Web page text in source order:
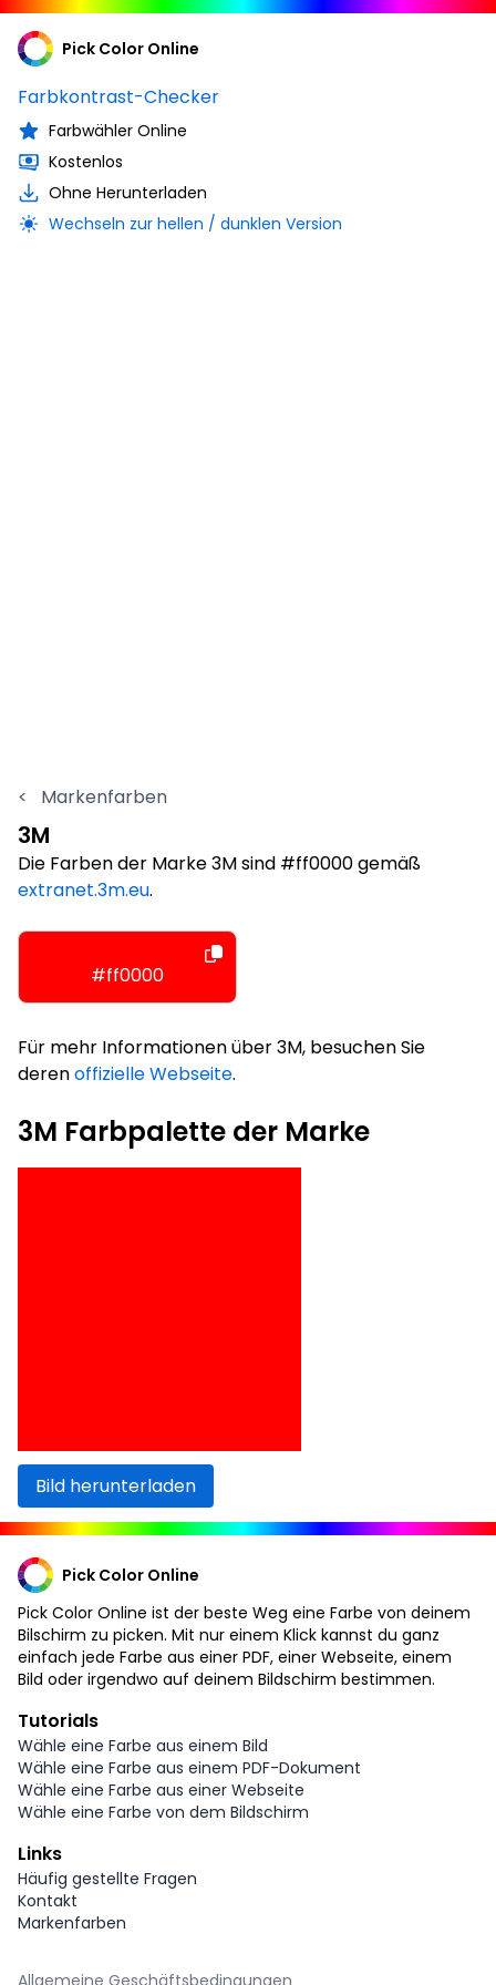
Pick Color Online
Farbkontrast-Checker
Farbwähler Online
Kostenlos
Ohne Herunterladen
Wechseln zur hellen / dunklen Version
< Markenfarben
3M
Die Farben der Marke 3M sind #ff0000 gemäß
extranet.3m.eu.
#ff0000
Für mehr Informationen über 3M, besuchen Sie
derenoffizielle Webseite.
3M Farbpalette der Marke
Bild herunterladen
Pick Color Online
Pick Color Online ist der beste Weg eine Farbe von deinem
Bilschirm zu picken. Mit nur einem Klick kannst du ganz
einfach jede Farbe aus einer PDF, einer Webseite, einem
Bild oder irgendwo auf deinem Bildschirm bestimmen.
Tutorials
Wähle eine Farbe aus einem Bild
Wähle eine Farbe aus einem PDF-Dokument
Wähle eine Farbe aus einer Webseite
Wähle eine Farbe von dem Bildschirm
Links
Häufig gestellte Fragen
Kontakt
Markenfarben
Allgemeine Geschäftsbedingungen